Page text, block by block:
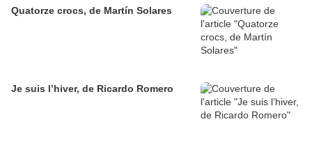
Quatorze crocs, de Martín Solares
Je suis l’hiver, de Ricardo Romero